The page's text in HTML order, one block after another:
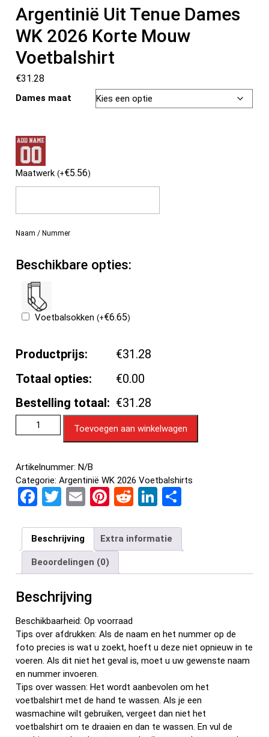
Argentinië Uit Tenue Dames
WK 2026 Korte Mouw
Voetbalshirt
€31.28
Dames maat
Maatwerk(+€5.56)
Naam / Nummer
Beschikbare opties:
Voetbalsokken(+€6.65)
Productprijs:
€31.28
Totaal opties:
€0.00
Bestelling totaal: €31.28
Toevoegen aan winkelwagen
Artikelnummer:N/B
Categorie:Argentinië WK 2026 Voetbalshirts
F
ce
b
o
o
k
T
tt
er
E
ail
Pi
er
es
t
R
d
di
t
Li
ke
dI
n
e
n
Beschrijving Extra informatie
Beoordelingen (0)
Beschrijving
Beschikbaarheid: Op voorraad
Tips over afdrukken: Als de naam en het nummer op de
foto precies is wat u zoekt, hoeft u deze niet opnieuw in te
voeren. Als dit niet het geval is, moet u uw gewenste naam
en nummer invoeren.
Tips over wassen: Het wordt aanbevolen om het
voetbalshirt met de hand te wassen. Als je een
wasmachine wilt gebruiken, vergeet dan niet het
voetbalshirt om te draaien en dan te wassen. En vul de